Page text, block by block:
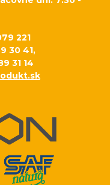
221
30 41,
14